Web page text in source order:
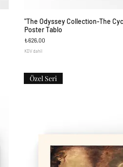
Hızlı Bakış
"The Odyssey Collection-The
Poster Tablo
Fiyat
₺626,00
KDV dahil
Özel Seri